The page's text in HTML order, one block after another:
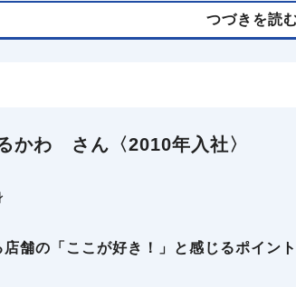
つづきを読
かわ さん〈2010年入社〉
店舗の「ここが好き！」と感じるポイン